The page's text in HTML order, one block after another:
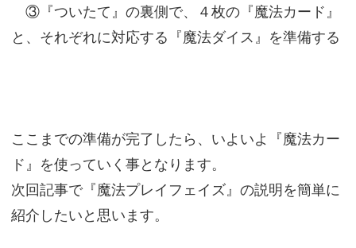
③『ついたて』の裏側で、４枚の『魔法カード』
と、それぞれに対応する『魔法ダイス』を準備する
ここまでの準備が完了したら、いよいよ『魔法カー
ド』を使っていく事となります。
次回記事で『魔法プレイフェイズ』の説明を簡単に
紹介したいと思います。